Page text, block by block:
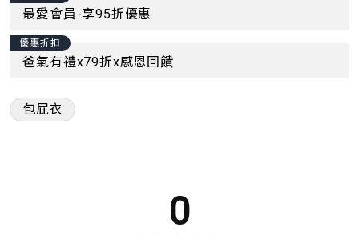
最愛會員-享95折優惠
優惠折扣
爸氣有禮x79折x感恩回饋
包屁衣
0